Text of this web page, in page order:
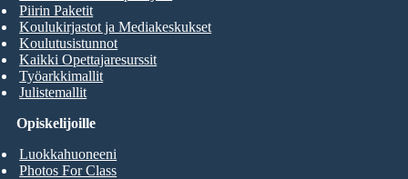
Opiskelijoille
Luokkahuoneeni
Photos For Class
Piirin Paketit
Koulukirjastot ja Mediakeskukset
Koulutusistunnot
Kaikki Opettajaresurssit
Työarkkimallit
Julistemallit